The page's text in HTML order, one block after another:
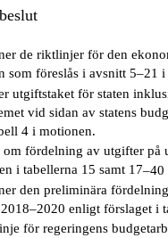
de riktlinjer för den
som föreslås i avsnitt 5–21
utgiftstaket för staten
vid sidan av statens
4 i motionen.
om fördelning av utgifter på
i tabellerna 15 samt 17–40
den preliminära
enligt förslaget i
för regeringens